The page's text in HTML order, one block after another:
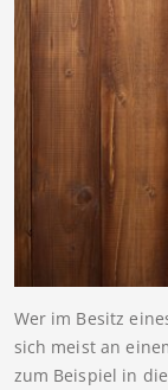
Wer im Besitz
sich meist an
zum Beispiel in